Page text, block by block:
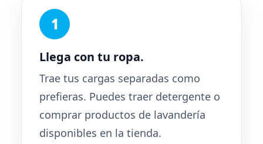
Llega con tu ropa.
Trae tus cargas separadas como
prefieras. Puedes traer detergente o
comprar productos de lavandería
disponibles en la tienda.